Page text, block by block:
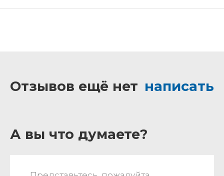
Отзывов ещё нет написать
А вы что думаете?